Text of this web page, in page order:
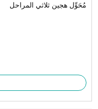
مُحَوِّل هجين ثلاثي المراحل